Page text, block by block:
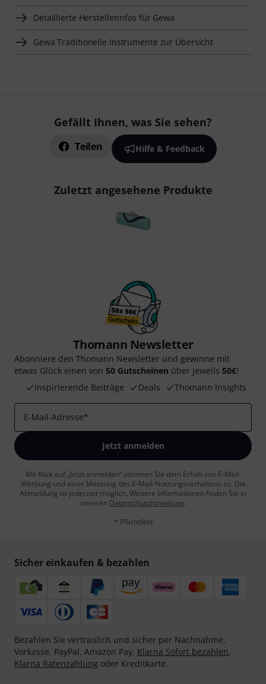
Detaillierte Herstellerinfos für Gewa
Gewa Traditionelle Instrumente zur Übersicht
Gefällt Ihnen, was Sie sehen?
Teilen Hilfe & Feedback
Zuletzt angesehene Produkte
Thomann Newsletter
Abonniere den Thomann Newsletter und gewinne mit
etwas Glück einen von 50 Gutscheinen über jeweils 50€!
Inspirierende Beiträge
Deals Thomann Insights
E-Mail-Adresse*
Jetzt anmelden
Mit Klick auf „Jetzt anmelden“ stimmen Sie dem Erhalt von E-Mail-
Werbung und einer Messung des E-Mail-Nutzungsverhaltens zu. Die
Abmeldung ist jederzeit möglich. Weitere Informationen finden Sie in
unseren Datenschutzhinweisen.
* Pflichtfeld
Sicher einkaufen & bezahlen
Bezahlen Sie vertraulich und sicher per Nachnahme,
Vorkasse, PayPal, Amazon Pay, Klarna Sofort bezahlen,
Klarna Ratenzahlung oder Kreditkarte.